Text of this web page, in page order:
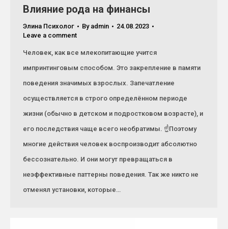
Влияние рода на финансы
Элина Психолог By admin
24.08.2023
Leave a comment
Человек, как все млекопитающие учится
импринтинговым способом. Это закрепление в памяти
поведения значимых взрослых. Запечатление
осуществляется в строго определённом периоде
жизни (обычно в детском и подростковом возрасте), и
его последствия чаще всего необратимы. ☝️Поэтому
многие действия человек воспроизводит абсолютно
бессознательно. И они могут превращаться в
неэффективные паттерны поведения. Так же никто не
отменял установки, которые…